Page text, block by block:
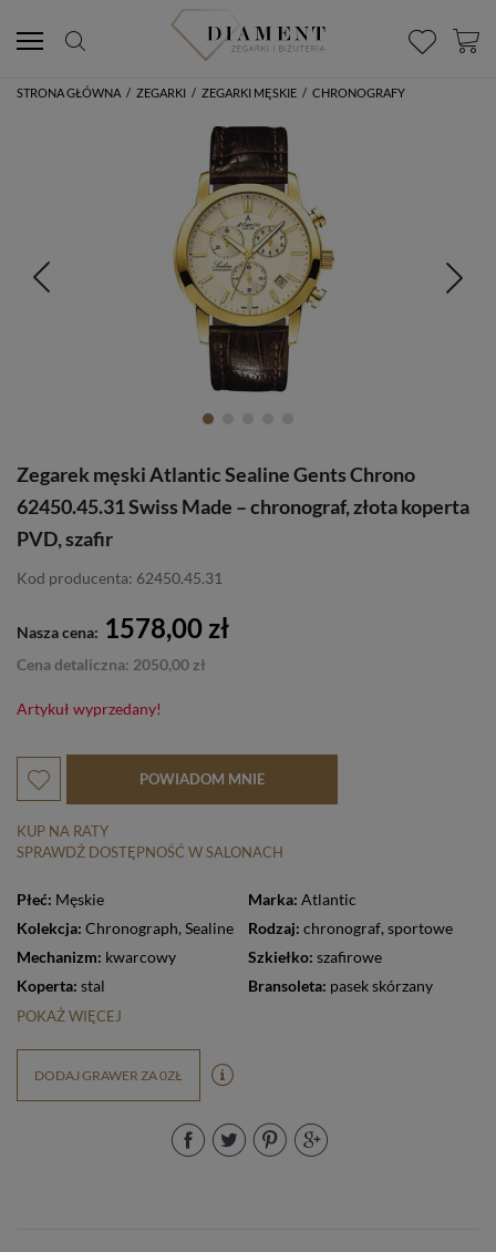
STRONA GŁÓWNA / ZEGARKI / ZEGARKI MĘSKIE / CHRONOGRAFY
Zegarek męski Atlantic Sealine Gents Chrono
62450.45.31 Swiss Made – chronograf, złota koperta
PVD, szafir
Kod producenta: 62450.45.31
Nasza cena: 1578,00 zł
Cena detaliczna: 2050,00 zł
Artykuł wyprzedany!
POWIADOM MNIE
KUP NA RATY
SPRAWDŹ DOSTĘPNOŚĆ W SALONACH
Płeć: Męskie Marka: Atlantic
Kolekcja: Chronograph, Sealine Rodzaj: chronograf, sportowe
Mechanizm: kwarcowy Szkiełko: szafirowe
Koperta: stal Bransoleta: pasek skórzany
POKAŻ WIĘCEJ
DODAJ GRAWER ZA 0ZŁ